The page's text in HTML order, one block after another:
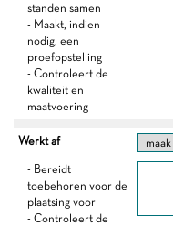
standen samen
- Maakt, indien
nodig, een
proefopstelling
- Controleert de
kwaliteit en
maatvoering
Werkt af
- Bereidt
toebehoren voor de
plaatsing voor
- Controleert de